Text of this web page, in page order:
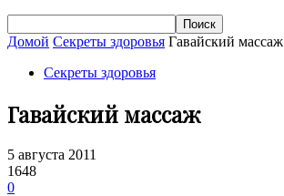
Домой Cекреты здоровья Гавайский массаж
Cекреты здоровья
Гавайский массаж
5 августа 2011
1648
0